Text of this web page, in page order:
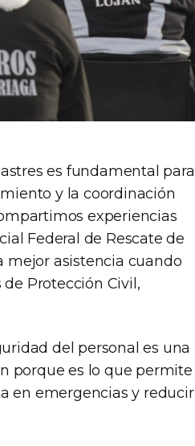
es fundamental para
y la coordinación
experiencias
Federal de Rescate de
mejor asistencia cuando
Protección Civil,
del personal es una
porque es lo que permite
en emergencias y reducir